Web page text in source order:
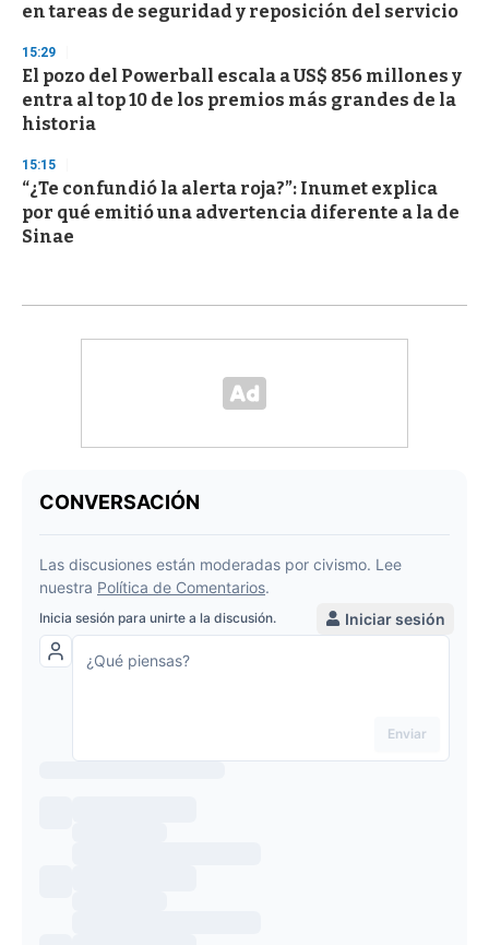
en tareas de seguridad y reposición del servicio
15:29
El pozo del Powerball escala a US$ 856 millones y
entra al top 10 de los premios más grandes de la
historia
15:15
“¿Te confundió la alerta roja?”: Inumet explica
por qué emitió una advertencia diferente a la de
Sinae